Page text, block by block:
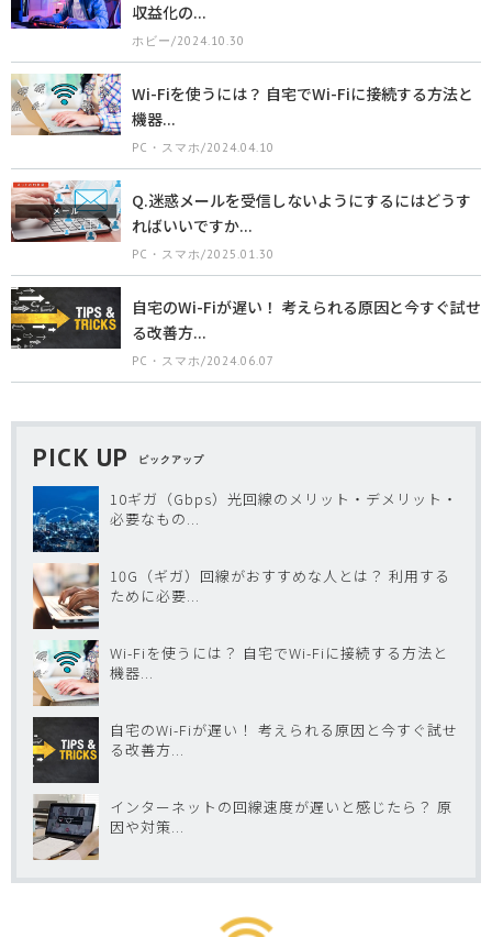
収益化の...
ホビー/2024.10.30
Wi-Fiを使うには？ 自宅でWi-Fiに接続する方法と
機器...
PC・スマホ/2024.04.10
Q.迷惑メールを受信しないようにするにはどうす
ればいいですか...
PC・スマホ/2025.01.30
自宅のWi-Fiが遅い！ 考えられる原因と今すぐ試せ
る改善方...
PC・スマホ/2024.06.07
PICK UP ピックアップ
10ギガ（Gbps）光回線のメリット・デメリット・
必要なもの...
10G（ギガ）回線がおすすめな人とは？ 利用する
ために必要...
Wi-Fiを使うには？ 自宅でWi-Fiに接続する方法と
機器...
自宅のWi-Fiが遅い！ 考えられる原因と今すぐ試せ
る改善方...
インターネットの回線速度が遅いと感じたら？ 原
因や対策...